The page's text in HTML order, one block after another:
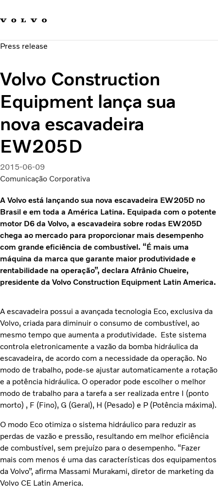
Carreira
Sustentabilidade e Segurança
Press release
Volvo Construction
Equipment lança sua
nova escavadeira
EW205D
2015-06-09
Comunicação Corporativa
A Volvo está lançando sua nova escavadeira EW205D no
Brasil e em toda a América Latina. Equipada com o potente
motor D6 da Volvo, a escavadeira sobre rodas EW205D
chega ao mercado para proporcionar mais desempenho
com grande eficiência de combustível. “É mais uma
máquina da marca que garante maior produtividade e
rentabilidade na operação”, declara Afrânio Chueire,
presidente da Volvo Construction Equipment Latin America.
A escavadeira possui a avançada tecnologia Eco, exclusiva da
Volvo, criada para diminuir o consumo de combustível, ao
mesmo tempo que aumenta a produtividade. Este sistema
controla eletronicamente a vazão da bomba hidráulica da
escavadeira, de acordo com a necessidade da operação. No
modo de trabalho, pode-se ajustar automaticamente a rotação
e a potência hidráulica. O operador pode escolher o melhor
modo de trabalho para a tarefa a ser realizada entre I (ponto
morto) , F (Fino), G (Geral), H (Pesado) e P (Potência máxima).
O modo Eco otimiza o sistema hidráulico para reduzir as
perdas de vazão e pressão, resultando em melhor eficiência
de combustível, sem prejuízo para o desempenho. “Fazer
mais com menos é uma das características dos equipamentos
da Volvo”, afirma Massami Murakami, diretor de marketing da
Volvo CE Latin America.